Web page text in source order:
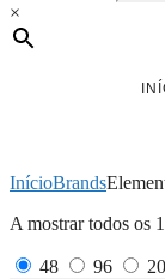
×
InícioBrands
A mostrar todos os
48 96